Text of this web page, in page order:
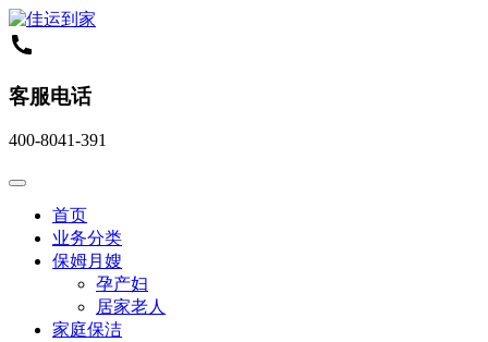
客服电话
400-8041-391
首页
业务分类
保姆月嫂
孕产妇
居家老人
家庭保洁